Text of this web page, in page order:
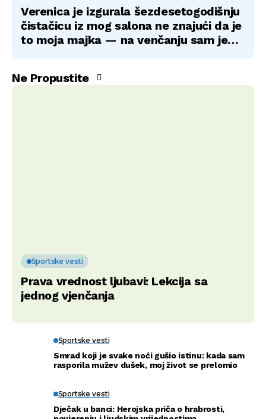
Verenica je izgurala šezdesetogodišnju
čistačicu iz mog salona ne znajući da je
to moja majka — na venčanju sam je
Ne Propustite
Sportske vesti
Prava vrednost ljubavi: Lekcija sa
jednog vjenčanja
Sportske vesti
Smrad koji je svake noći gušio istinu: kada sam
rasporila mužev dušek, moj život se prelomio
Sportske vesti
Dječak u banci: Herojska priča o hrabrosti,